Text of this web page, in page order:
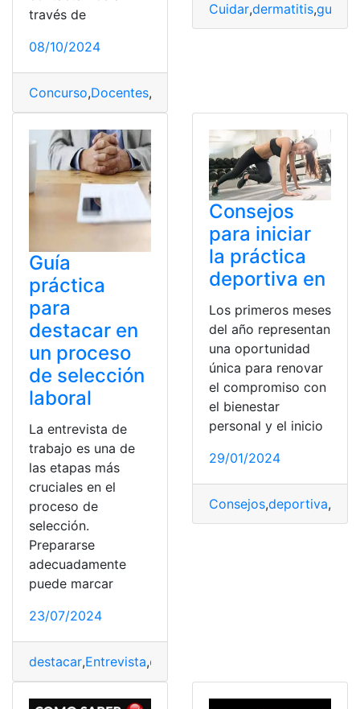
través de
08/10/2024
Concurso,Docentes,
Cuidar,dermatitis,guía
Guía
práctica
para
destacar en
un proceso
de selección
laboral
La entrevista de
trabajo es una de
las etapas más
cruciales en el
proceso de
selección.
Prepararse
adecuadamente
puede marcar
23/07/2024
destacar,Entrevista,entrevista de trabajo
Consejos
para iniciar
la práctica
deportiva en
Los primeros meses
del año representan
una oportunidad
única para renovar
el compromiso con
el bienestar
personal y el inicio
29/01/2024
Consejos,deportiva,